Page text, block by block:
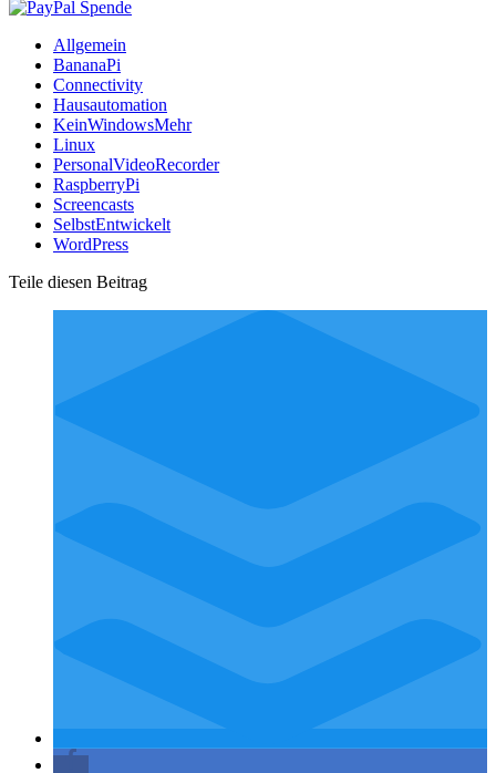
Allgemein
BananaPi
Connectivity
Hausautomation
KeinWindowsMehr
Linux
PersonalVideoRecorder
RaspberryPi
Screencasts
SelbstEntwickelt
WordPress
Teile diesen Beitrag